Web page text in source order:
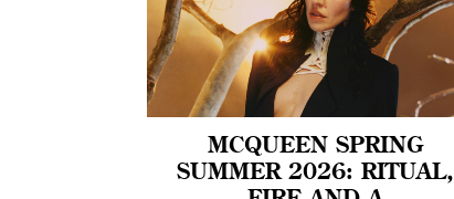
MCQUEEN SPRING
SUMMER 2026: RITUAL,